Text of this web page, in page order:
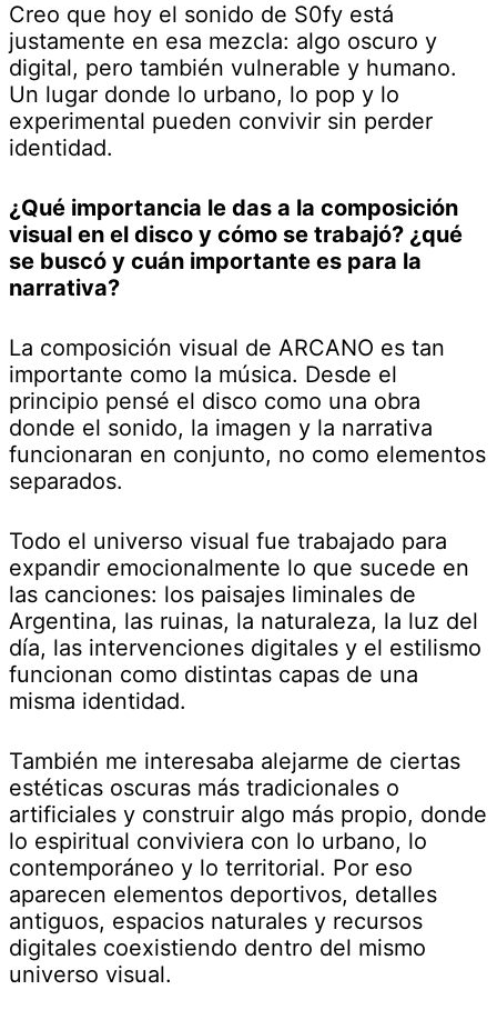
Creo que hoy el sonido de S0fy está
justamente en esa mezcla: algo oscuro y
digital, pero también vulnerable y humano.
Un lugar donde lo urbano, lo pop y lo
experimental pueden convivir sin perder
identidad.
¿Qué importancia le das a la composición
visual en el disco y cómo se trabajó? ¿qué
se buscó y cuán importante es para la
narrativa?
La composición visual de ARCANO es tan
importante como la música. Desde el
principio pensé el disco como una obra
donde el sonido, la imagen y la narrativa
funcionaran en conjunto, no como elementos
separados.
Todo el universo visual fue trabajado para
expandir emocionalmente lo que sucede en
las canciones: los paisajes liminales de
Argentina, las ruinas, la naturaleza, la luz del
día, las intervenciones digitales y el estilismo
funcionan como distintas capas de una
misma identidad.
También me interesaba alejarme de ciertas
estéticas oscuras más tradicionales o
artificiales y construir algo más propio, donde
lo espiritual conviviera con lo urbano, lo
contemporáneo y lo territorial. Por eso
aparecen elementos deportivos, detalles
antiguos, espacios naturales y recursos
digitales coexistiendo dentro del mismo
universo visual.